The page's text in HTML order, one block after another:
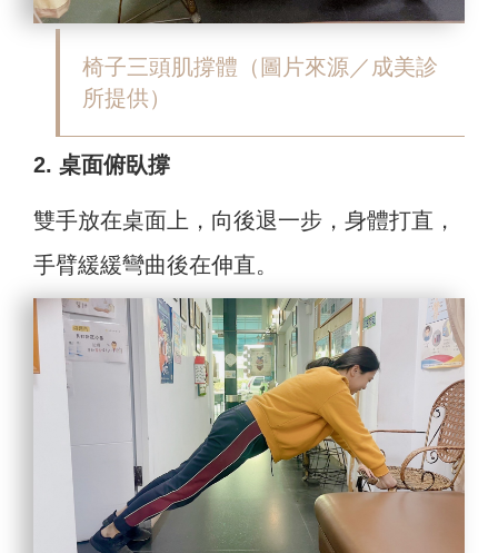
椅子三頭肌撐體 （圖片來源／成美診
所提供）
2. 桌面俯臥撐
雙手放在桌面上，向後退一步，身體打直，
手臂緩緩彎曲後在伸直。